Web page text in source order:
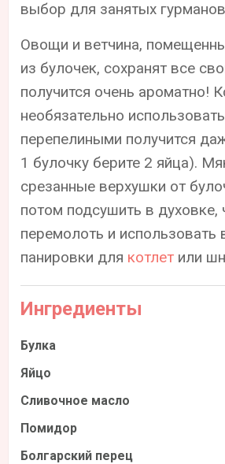
выбор для занятых
Овощи и ветчина,
из булочек, сохранят все
получится очень ароматно!
необязательно
перепелиными получится
1 булочку берите 2 яйца).
срезанные верхушки от
потом подсушить в духовке,
перемолоть и использовать
панировки для котлет или
Ингредиенты
Булка
Яйцо
Сливочное масло
Помидор
Болгарский перец